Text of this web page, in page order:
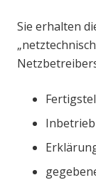
Sie erhalten